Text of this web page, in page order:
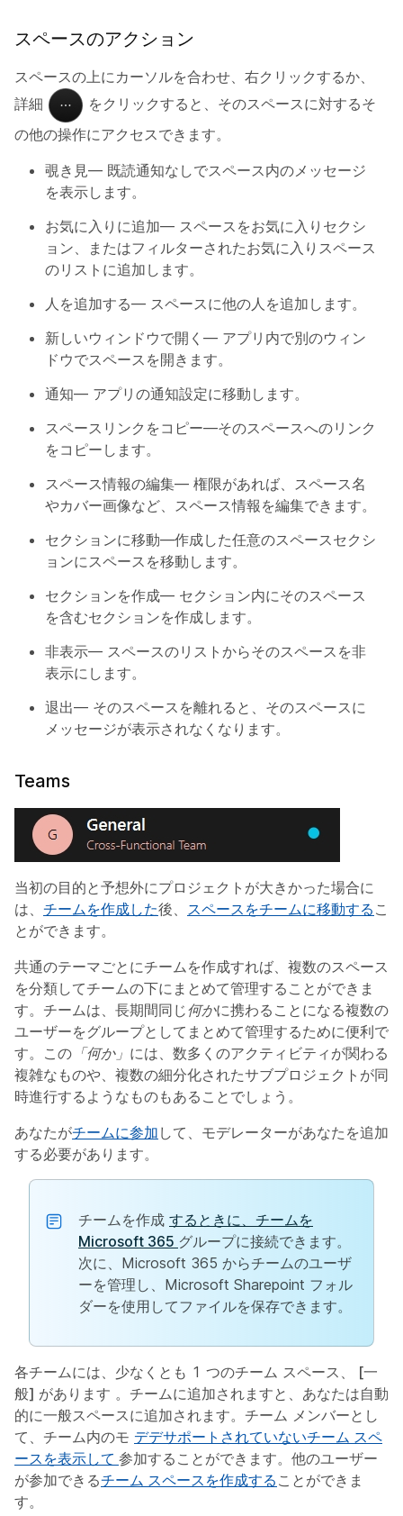
スペースのアクション
スペースの上にカーソルを合わせ、右クリックするか、
詳細
をクリックすると、そのスペースに対するそ
の他の操作にアクセスできます。
覗き見— 既読通知なしでスペース内のメッセージ
を表示します。
お気に入りに追加— スペースをお気に入りセクシ
ョン、またはフィルターされたお気に入りスペース
のリストに追加します。
人を追加する— スペースに他の人を追加します。
新しいウィンドウで開く — アプリ内で別のウィン
ドウでスペースを開きます。
通知— アプリの通知設定に移動します。
スペースリンクをコピー—そのスペースへのリンク
をコピーします。
スペース情報の編集— 権限があれば、スペース名
やカバー画像など、スペース情報を編集できます。
セクションに移動—作成した任意のスペースセクシ
ョンにスペースを移動します。
セクションを作成— セクション内にそのスペース
を含むセクションを作成します。
非表示— スペースのリストからそのスペースを非
表示にします。
退出— そのスペースを離れると、そのスペースに
メッセージが表示されなくなります。
Teams
当初の目的と予想外にプロジェクトが大きかった場合に
は、 チームを作成した後、 スペースをチームに移動する こ
とができます。
共通のテーマごとにチームを作成すれば、複数のスペース
を分類してチームの下にまとめて管理することができま
す。チームは、長期間同じ何かに携わることになる複数の
ユーザーをグループとしてまとめて管理するために便利で
す。この 「何か」 には、数多くのアクティビティが関わる
複雑なものや、複数の細分化されたサブプロジェクトが同
時進行するようなものもあることでしょう。
あなたがチームに参加 して、モデレーターがあなたを追加
する必要があります。
チームを作成 するときに、チームを
Microsoft 365 グループに接続できます。
次に、Microsoft 365 からチームのユーザ
ーを管理し、Microsoft Sharepoint フォル
ダーを使用してファイルを保存できます。
各チームには、少なくとも 1 つのチーム スペース、
[一
般] があります 。チームに追加されますと、あなたは自動
的に一般スペースに追加されます。チーム メンバーとし
て、チーム内のモ デデサポートされていないチーム スペ
ースを表示して 参加することができます。他のユーザー
が参加できるチーム スペースを作成する ことができま
す。